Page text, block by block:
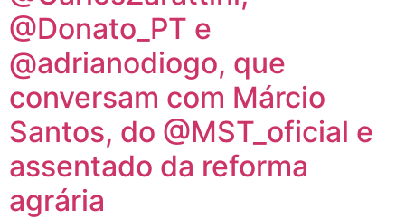
@Donato_PT e
@adrianodiogo, que
conversam com Márcio
Santos, do @MST_oficial e
assentado da reforma
agrária